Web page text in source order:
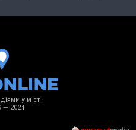
у місті
— 2024